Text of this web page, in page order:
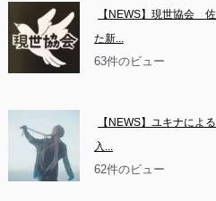
【NEWS】現世協会　
た新...
63件のビュー
【NEWS】ユキナによ
入...
62件のビュー